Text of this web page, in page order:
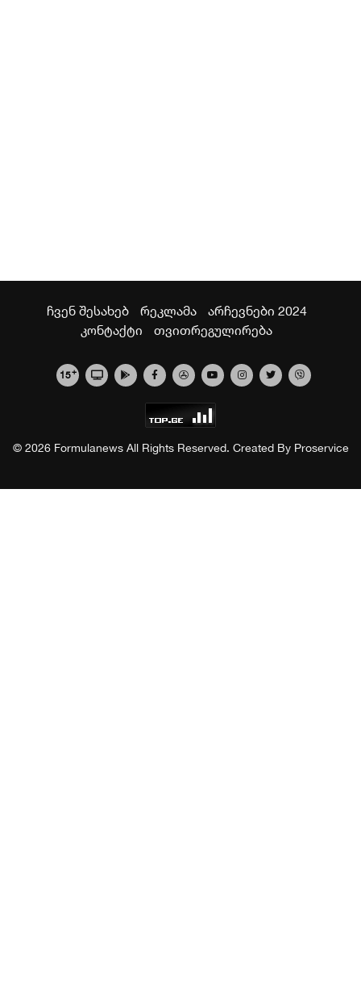
ჩვენ შესახებ რეკლამა
არჩევნები 2024
კონტაქტი
თვითრეგულირება
15+
© 2026 Formulanews All Rights Reserved. Created By Proservice